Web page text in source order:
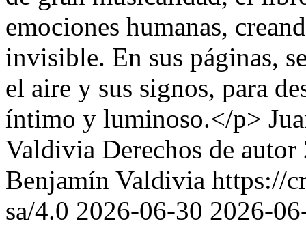
emociones humanas,
invisible. En sus páginas,
el aire y sus signos, para
íntimo y luminoso.</p>
Valdivia Derechos de
Benjamín Valdivia https://
sa/4.0 2026-06-30 2026-